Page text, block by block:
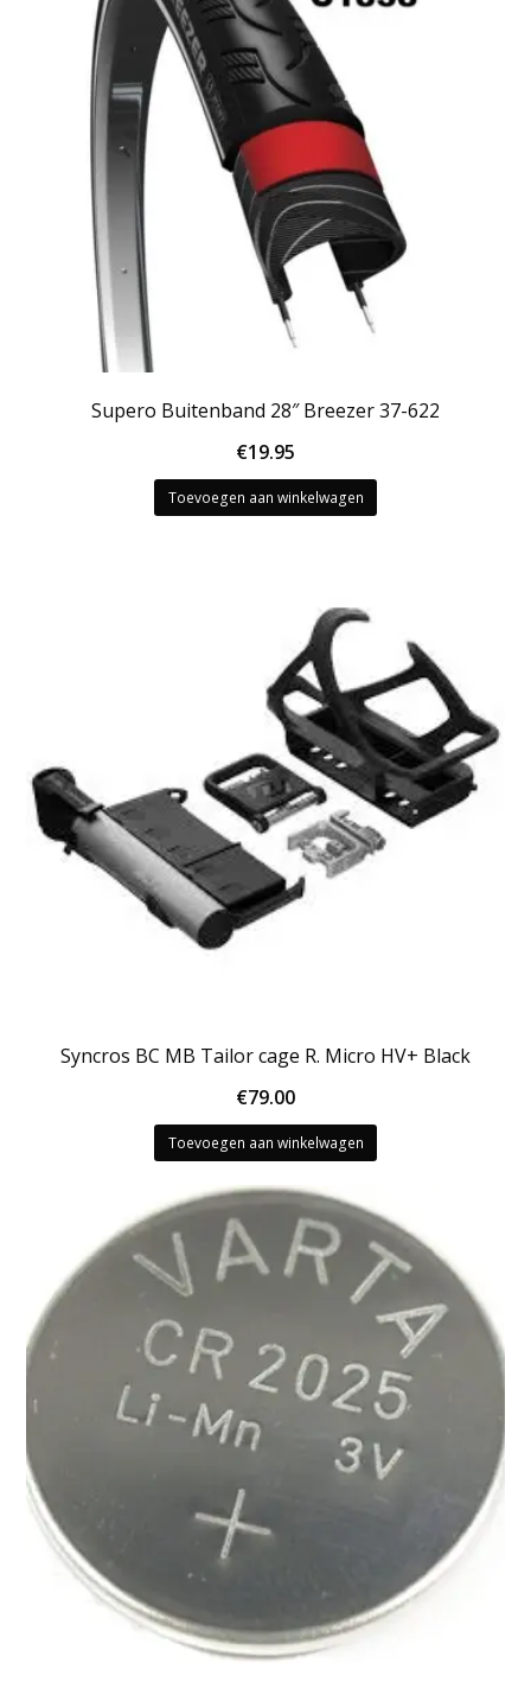
Supero Buitenband 28″ Breezer 37-622
€19.95
Toevoegen aan winkelwagen
Syncros BC MB Tailor cage R. Micro HV+ Black
€79.00
Toevoegen aan winkelwagen